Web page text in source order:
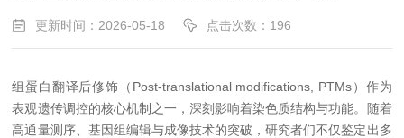
更新时间：2026-05-18 点击次数：196
组蛋白翻译后修饰（Post-translational modifications, PTMs）作为
表观遗传调控的核心机制之一，深刻影响着染色质结构与功能。随着
高通量测序、基因组编辑与成像技术的突破，研究者们不仅鉴定出多